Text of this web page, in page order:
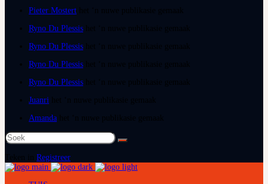
Pieter Mostert
Ryno Du Plessis
Ryno Du Plessis
Ryno Du Plessis
Ryno Du Plessis
Juanri
Amanda
Registreer